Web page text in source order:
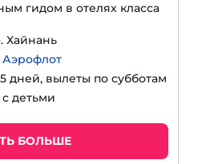
гидом в отелях класса
Хайнань
дней, вылеты по субботам
детьми
БОЛЬШЕ